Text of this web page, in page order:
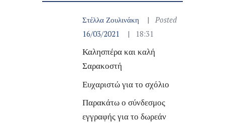
Στέλλα Ζουλινάκη
Posted
16/03/2021
18:31
Καλησπέρα και καλή
Σαρακοστή
Ευχαριστώ για το σχόλιο
Παρακάτω ο σύνδεσμος
εγγραφής για το δωρεάν